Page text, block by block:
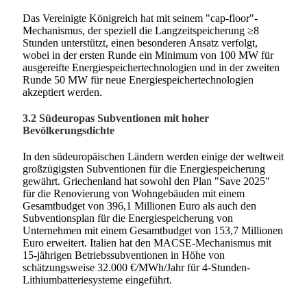
Das Vereinigte Königreich hat mit seinem "cap-floor"-
Mechanismus, der speziell die Langzeitspeicherung ≥8
Stunden unterstützt, einen besonderen Ansatz verfolgt,
wobei in der ersten Runde ein Minimum von 100 MW für
ausgereifte Energiespeichertechnologien und in der zweiten
Runde 50 MW für neue Energiespeichertechnologien
akzeptiert werden.
3.2 Südeuropas Subventionen mit hoher
Bevölkerungsdichte
In den südeuropäischen Ländern werden einige der weltweit
großzügigsten Subventionen für die Energiespeicherung
gewährt. Griechenland hat sowohl den Plan "Save 2025"
für die Renovierung von Wohngebäuden mit einem
Gesamtbudget von 396,1 Millionen Euro als auch den
Subventionsplan für die Energiespeicherung von
Unternehmen mit einem Gesamtbudget von 153,7 Millionen
Euro erweitert. Italien hat den MACSE-Mechanismus mit
15-jährigen Betriebssubventionen in Höhe von
schätzungsweise 32.000 €/MWh/Jahr für 4-Stunden-
Lithiumbatteriesysteme eingeführt.